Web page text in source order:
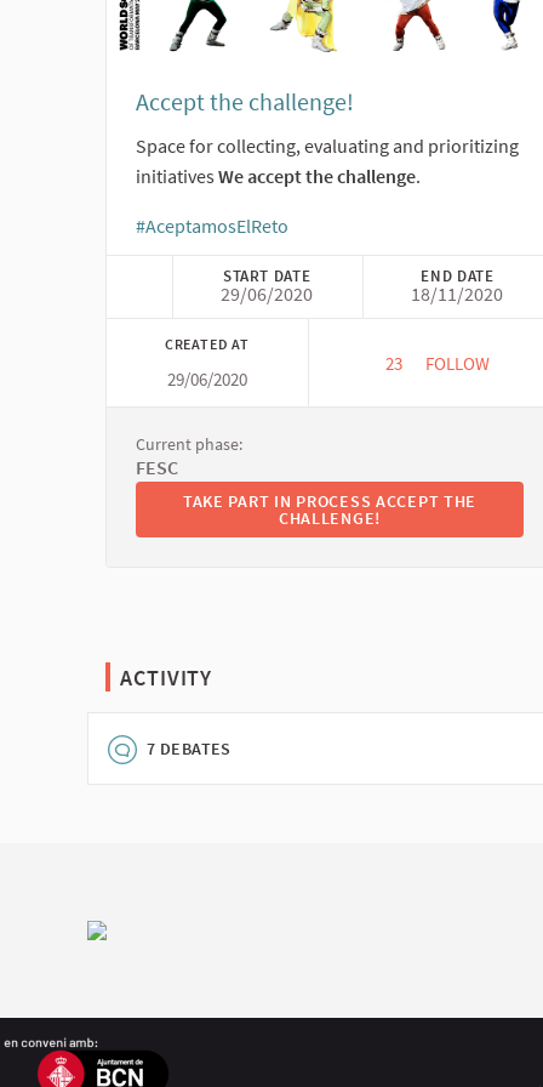
Accept the challenge!
Space for collecting, evaluating and prioritizing
initiatives We accept the challenge.
#AceptamosElReto
START DATE
29/06/2020
END DATE
18/11/2020
CREATED AT
29/06/2020
23 23 FOLLOWERS
FOLLOW
Current phase:
FESC
TAKE PART IN PROCESS ACCEPT THE
TAKE PART IN PROCESS ACCEPT THE
CHALLENGE!
ACTIVITY
7 DEBATES